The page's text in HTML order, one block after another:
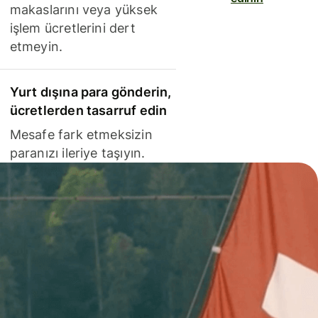
makaslarını veya yüksek
işlem ücretlerini dert
etmeyin.
Yurt dışına para gönderin,
ücretlerden tasarruf edin
Mesafe fark etmeksizin
paranızı ileriye taşıyın.